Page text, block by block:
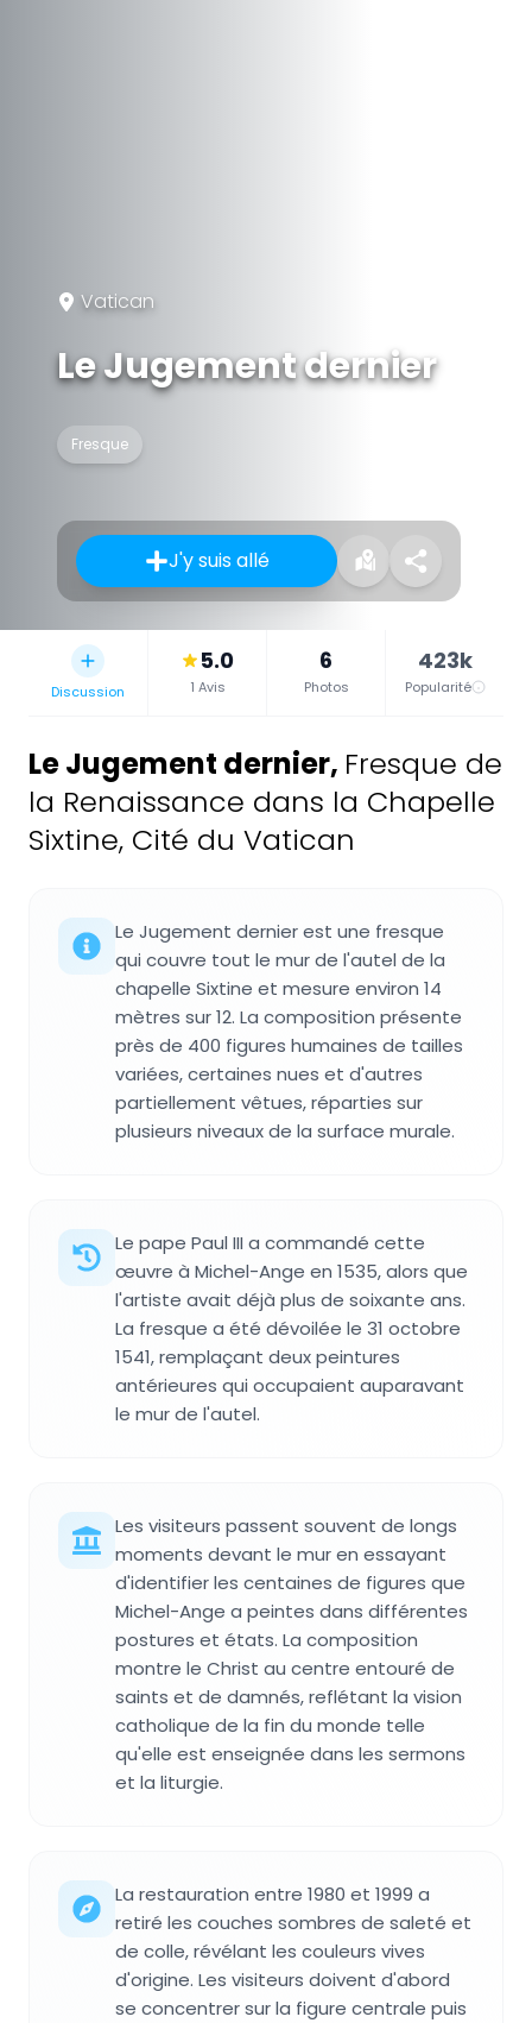
Vatican
Le Jugement dernier
Fresque
J'y suis allé
Discussion
5.0
1 Avis
6
Photos
423k
Popularité
Le Jugement dernier, Fresque de
la Renaissance dans la Chapelle
Sixtine, Cité du Vatican
Le Jugement dernier est une fresque
qui couvre tout le mur de l'autel de la
chapelle Sixtine et mesure environ 14
mètres sur 12. La composition présente
près de 400 figures humaines de tailles
variées, certaines nues et d'autres
partiellement vêtues, réparties sur
plusieurs niveaux de la surface murale.
Le pape Paul III a commandé cette
œuvre à Michel-Ange en 1535, alors que
l'artiste avait déjà plus de soixante ans.
La fresque a été dévoilée le 31 octobre
1541, remplaçant deux peintures
antérieures qui occupaient auparavant
le mur de l'autel.
Les visiteurs passent souvent de longs
moments devant le mur en essayant
d'identifier les centaines de figures que
Michel-Ange a peintes dans différentes
postures et états. La composition
montre le Christ au centre entouré de
saints et de damnés, reflétant la vision
catholique de la fin du monde telle
qu'elle est enseignée dans les sermons
et la liturgie.
La restauration entre 1980 et 1999 a
retiré les couches sombres de saleté et
de colle, révélant les couleurs vives
d'origine. Les visiteurs doivent d'abord
se concentrer sur la figure centrale puis